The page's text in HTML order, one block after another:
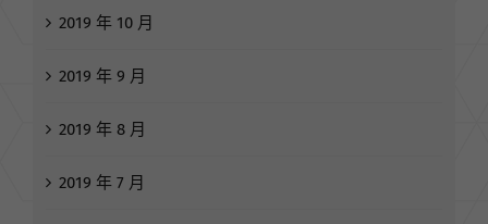
2019 年 10 月
2019 年 9 月
2019 年 8 月
2019 年 7 月